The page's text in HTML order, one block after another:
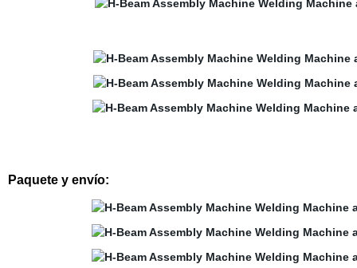
Paquete y envío: